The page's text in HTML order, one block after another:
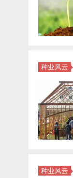
种业风云
种业风云